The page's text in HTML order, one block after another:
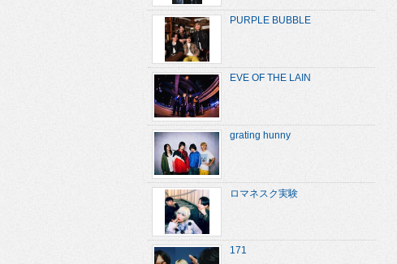
PURPLE BUBBLE
EVE OF THE LAIN
grating hunny
ロマネスク実験
171